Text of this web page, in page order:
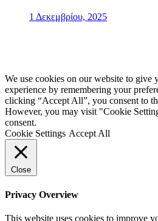
1 Δεκεμβρίου, 2025
We use cookies on our website to give
experience by remembering your
clicking “Accept All”, you consent to
However, you may visit "Cookie
consent.
Cookie Settings Accept All
Close
Privacy Overview
This website uses cookies to improve